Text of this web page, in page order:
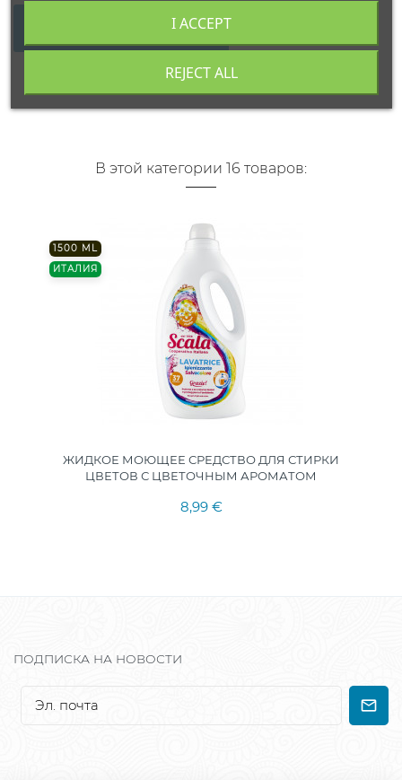
WRITE YOUR REVIEW
В этой категории 16 товаров:
1500 ML
ИТАЛИЯ
ЖИДКОЕ МОЮЩЕЕ СРЕДСТВО ДЛЯ СТИРКИ
ЦВЕТОВ С ЦВЕТОЧНЫМ АРОМАТОМ
8,99 €
ПОДПИСКА НА НОВОСТИ
REJECT ALL
I ACCEPT